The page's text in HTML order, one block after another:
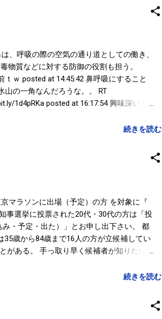
、呼吸の際の空気の通り道としての働き、
物質などに対する防御の役割も担う。
ｗ posted at 14:45:42 鼻呼吸にすること
山の一角なんだろうな。。 RT
1d4pRKa posted at 16:17:54 興味深い！
クマフィジカルコンディショニング続きを読む
マラソンに出場（予定）の方 を対象に『
事選挙に投票された20代・30代の方は「投
・予定・出た）」とお申し出下さい。 都
歳から84歳まで16人の方が立候補してい
ある。 手っ取り早く候補者が知りたい方
ニュース 東京マラソンが始まったのは
マラソン割」ともに2月28日(金)までとな
※お一人様各一回の割引きとなります。 ※
続きを読む